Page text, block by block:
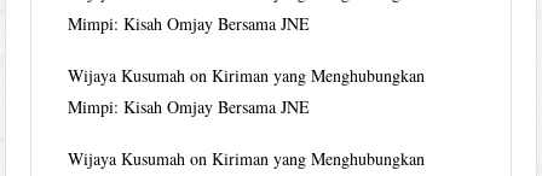
Mimpi: Kisah Omjay Bersama JNE
Wijaya Kusumah onKiriman yang Menghubungkan
Mimpi: Kisah Omjay Bersama JNE
Wijaya Kusumah onKiriman yang Menghubungkan